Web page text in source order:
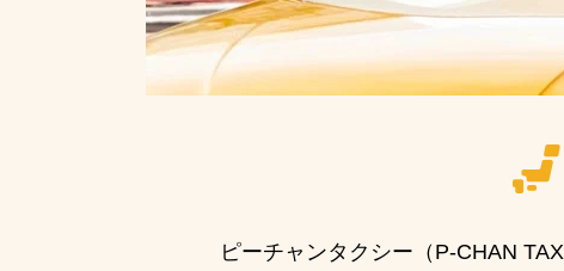
ピーチャンタクシー（P-CHAN